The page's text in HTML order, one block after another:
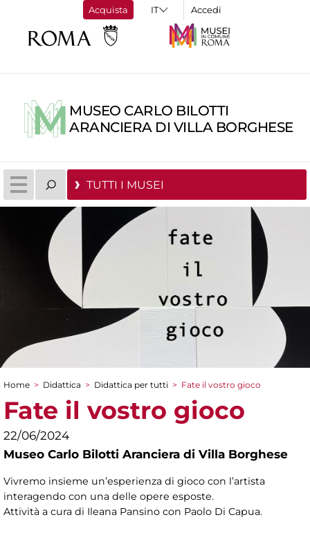
Acquista Accedi
MUSEO CARLO BILOTTI
ARANCIERA DI VILLA BORGHESE
TUTTI I MUSEI
Tu sei qui
Home > Didattica > Didattica per tutti > Fate il vostro gioco
Fate il vostro gioco
22/06/2024
Museo Carlo Bilotti Aranciera di Villa Borghese
Vivremo insieme un’esperienza di gioco con l’artista
interagendo con una delle opere esposte.
Attività a cura di Ileana Pansino con Paolo Di Capua.